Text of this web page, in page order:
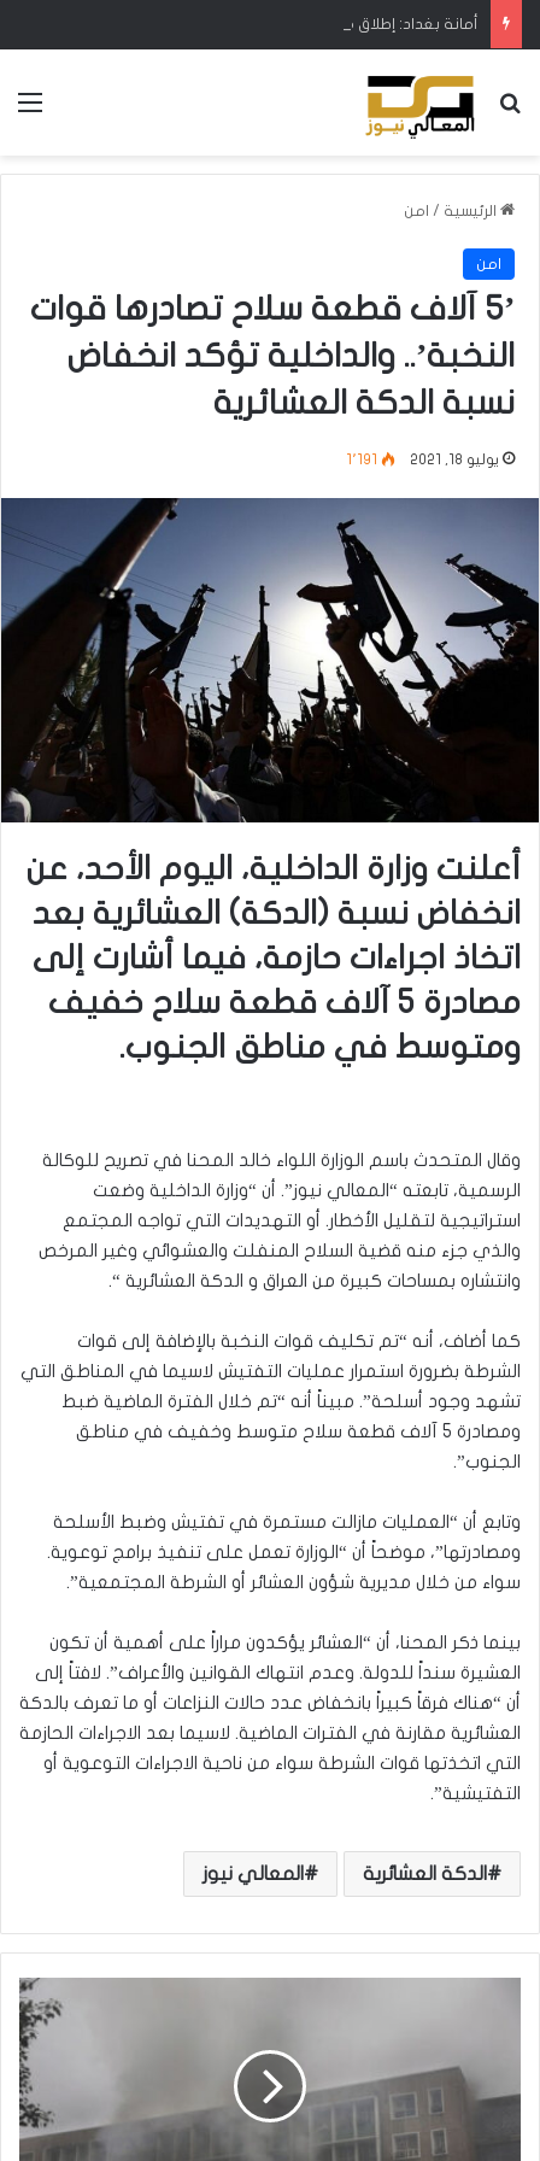
بحث عن
الرئيسية / امن
امن
’5 آلاف قطعة سلاح تصادرها قوات
النخبة’.. والداخلية تؤكد انخفاض
نسبة الدكة العشائرية
يوليو 18, 2021 1٬191
أعلنت وزارة الداخلية، اليوم الأحد، عن
انخفاض نسبة (الدكة) العشائرية بعد
اتخاذ اجراءات حازمة، فيما أشارت إلى
مصادرة 5 آلاف قطعة سلاح خفيف
ومتوسط في مناطق الجنوب.
وقال المتحدث باسم الوزارة اللواء خالد المحنا في تصريح للوكالة
الرسمية، تابعته “المعالي نيوز”. أن “وزارة الداخلية وضعت
استراتيجية لتقليل الأخطار. أو التهديدات التي تواجه المجتمع
والذي جزء منه قضية السلاح المنفلت والعشوائي وغير المرخص
وانتشاره بمساحات كبيرة من العراق و الدكة العشائرية “.
كما أضاف، أنه “تم تكليف قوات النخبة بالإضافة إلى قوات
الشرطة بضرورة استمرار عمليات التفتيش لاسيما في المناطق التي
تشهد وجود أسلحة”. مبيناً أنه “تم خلال الفترة الماضية ضبط
ومصادرة 5 آلاف قطعة سلاح متوسط وخفيف في مناطق
الجنوب”.
وتابع أن “العمليات مازالت مستمرة في تفتيش وضبط الأسلحة
ومصادرتها”، موضحاً أن “الوزارة تعمل على تنفيذ برامج توعوية.
سواء من خلال مديرية شؤون العشائر أو الشرطة المجتمعية”.
بينما ذكر المحنا، أن “العشائر يؤكدون مراراً على أهمية أن تكون
العشيرة سنداً للدولة. وعدم انتهاك القوانين والأعراف”. لافتاً إلى
أن “هناك فرقاً كبيراً بانخفاض عدد حالات النزاعات أو ما تعرف بالدكة
العشائرية مقارنة في الفترات الماضية. لاسيما بعد الاجراءات الحازمة
التي اتخذتها قوات الشرطة سواء من ناحية الاجراءات التوعوية أو
التفتيشية”.
الدكة العشائرية المعالي نيوز
ا